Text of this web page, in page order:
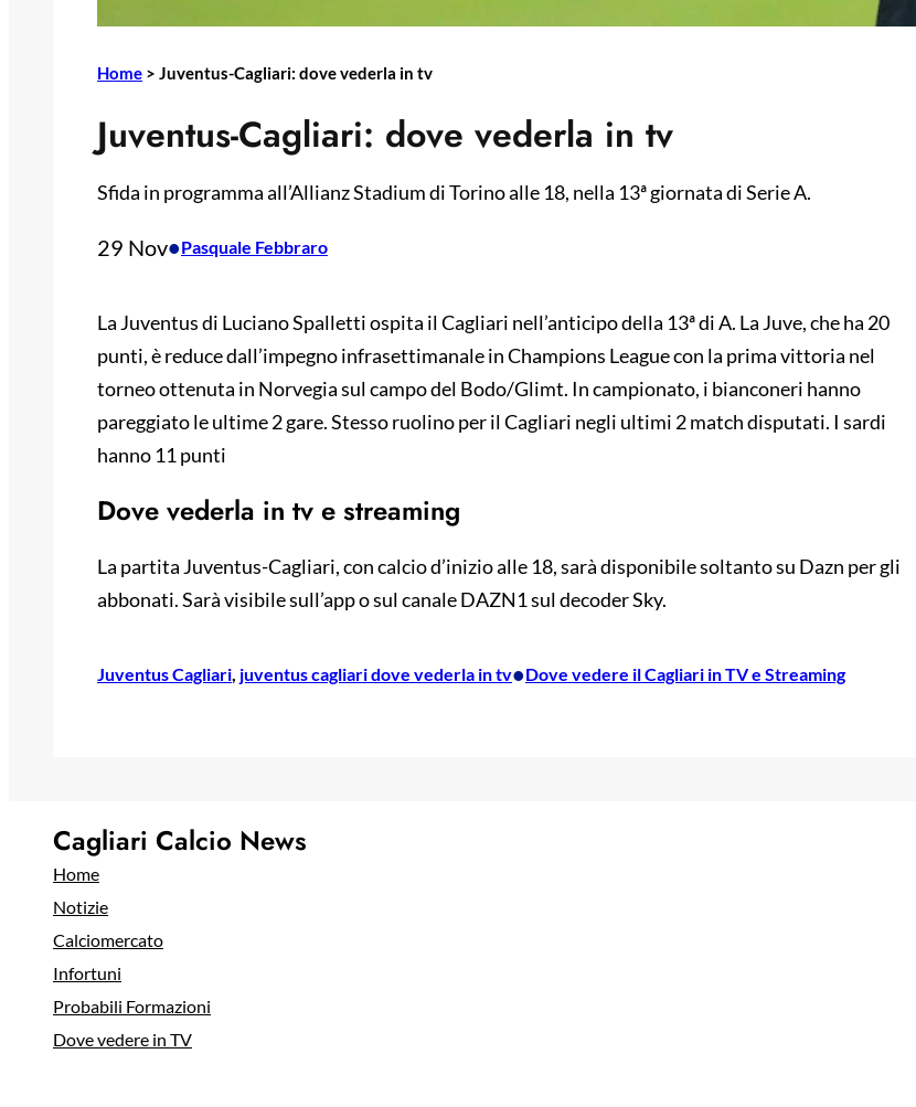
Home > Juventus-Cagliari: dove vederla in tv
Juventus-Cagliari: dove vederla in tv
Sfida in programma all’Allianz Stadium di Torino alle 18, nella 13ª giornata di Serie A.
29 Nov•Pasquale Febbraro
La Juventus di Luciano Spalletti ospita il Cagliari nell’anticipo della 13ª di A. La Juve, che ha 20
punti, è reduce dall’impegno infrasettimanale in Champions League con la prima vittoria nel
torneo ottenuta in Norvegia sul campo del Bodo/Glimt. In campionato, i bianconeri hanno
pareggiato le ultime 2 gare. Stesso ruolino per il Cagliari negli ultimi 2 match disputati. I sardi
hanno 11 punti
Dove vederla in tv e streaming
La partita Juventus-Cagliari, con calcio d’inizio alle 18, sarà disponibile soltanto su Dazn per gli
abbonati. Sarà visibile sull’app o sul canale DAZN1 sul decoder Sky.
Juventus Cagliari, juventus cagliari dove vederla in tv•Dove vedere il Cagliari in TV e Streaming
Cagliari Calcio News
Home
Notizie
Calciomercato
Infortuni
Probabili Formazioni
Dove vedere in TV